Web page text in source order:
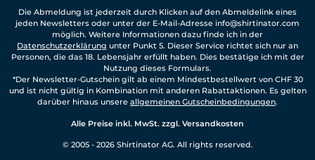
Die Abmeldung ist jederzeit durch Klicken auf den Abmeldelink eines
jeden Newsletters oder unter der E-Mail-Adresse info@shirtinator.com
möglich. Weitere Informationen dazu finde ich in der
Datenschutzerklärung unter Punkt 5. Dieser Service richtet sich nur an
Personen, die das 18. Lebensjahr erfüllt haben. Dies bestätige ich mit der
Nutzung dieses Formulars.
*Der Newsletter-Gutschein gilt ab einem Mindestbestellwert von CHF 30
und ist nicht gültig in Kombination mit anderen Rabattaktionen. Es gelten
darüber hinaus unsere allgemeinen Gutscheinbedingungen.
Alle Preise inkl. MwSt. zzgl. Versandkosten
© 2005 - 2026 Shirtinator AG. All rights reserved.